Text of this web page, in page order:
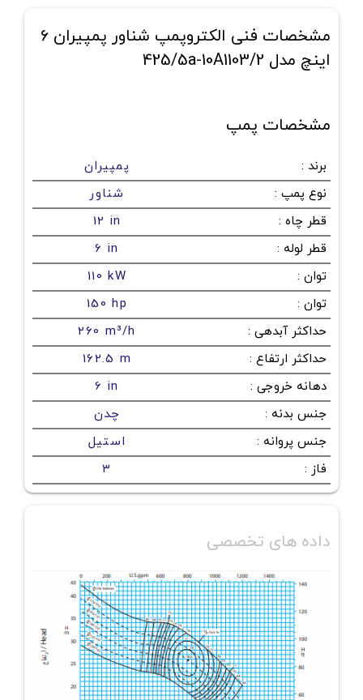
مشخصات فنی الکتروپمپ شناور پمپیران 6
اینچ مدل 425/5a-10A1103/2
مشخصات پمپ
برند :
پمپیران
نوع پمپ :
شناور
قطر چاه :
12 in
قطر لوله :
6 in
توان :
110 kW
توان :
150 hp
حداکثر آبدهی :
260 m³/h
حداکثر ارتفاع :
162.5 m
دهانه خروجی :
6 in
جنس بدنه :
چدن
جنس پروانه :
استیل
فاز :
3
داده های تخصصی